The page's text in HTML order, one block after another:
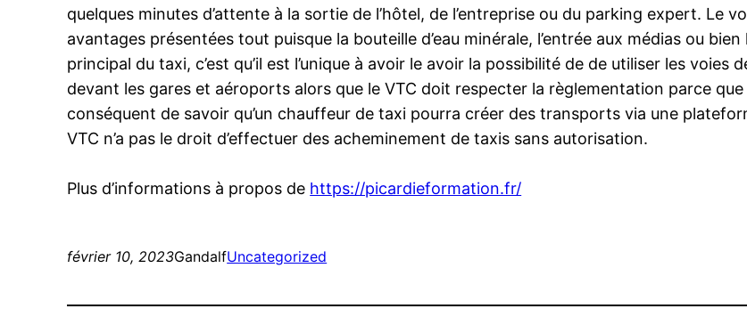
quelques minutes d’attente à la sortie de l’hôtel, de l’entreprise ou du parking expert. Le
avantages présentées tout puisque la bouteille d’eau minérale, l’entrée aux médias ou
principal du taxi, c’est qu’il est l’unique à avoir le avoir la possibilité de de utiliser les
devant les gares et aéroports alors que le VTC doit respecter la règlementation parce
conséquent de savoir qu’un chauffeur de taxi pourra créer des transports via une
VTC n’a pas le droit d’effectuer des acheminement de taxis sans autorisation.
Plus d’informations à propos de https://picardieformation.fr/
février 10, 2023GandalfUncategorized